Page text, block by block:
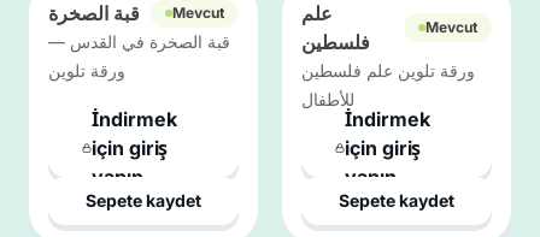
قبة الصخرة Mevcut
قبة الصخرة في القدس —
ورقة تلوين
İndirmek
için giriş
yapın
Sepete kaydet
علم
فلسطين
Mevcut
ورقة تلوين علم فلسطين
للأطفال
İndirmek
için giriş
yapın
Sepete kaydet